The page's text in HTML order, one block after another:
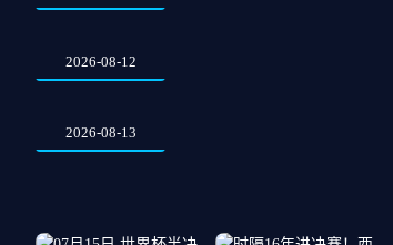
2026-08-12
2026-08-13